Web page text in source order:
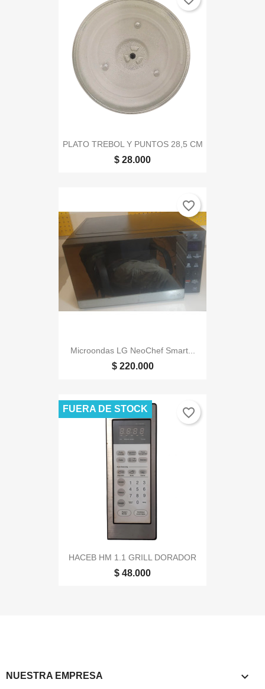
PLATO TREBOL Y PUNTOS 28,5 CM
$ 28.000
Microondas LG NeoChef Smart...
$ 220.000
favorite_border
HACEB HM 1.1 GRILL DORADOR
$ 48.000
FUERA DE STOCK favorite_border
NUESTRA EMPRESA 